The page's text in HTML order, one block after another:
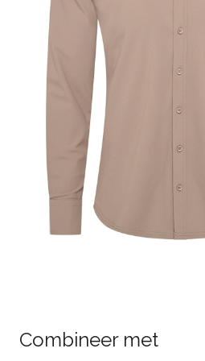
Combineer met